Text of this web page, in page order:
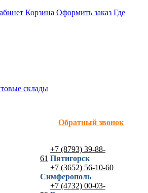
Корзина Оформить заказ Где
склады
Обратный звонок
+7 (8793) 39-88-
61 Пятигорск
+7 (3652) 56-10-60
Симферополь
+7 (4732) 00-03-